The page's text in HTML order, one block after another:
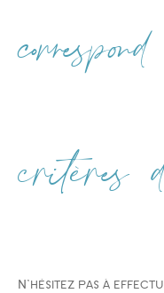
critères
N'hésitez pas à
PIÈCES